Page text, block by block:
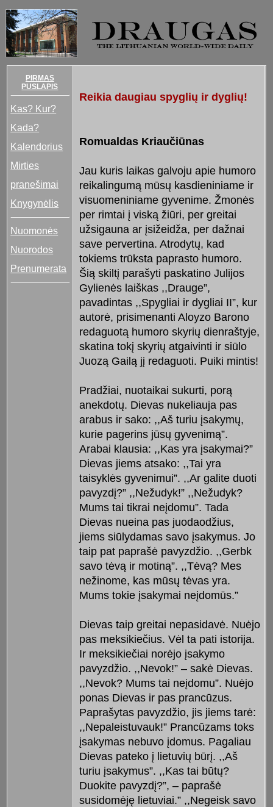
PIRMAS
PUSLAPIS
Kas? Kur?
Kada?
Kalendorius
Mirties
pranešimai
Knygynėlis
Nuomonės
Nuorodos
Prenumerata
Reikia daugiau spyglių ir dyglių!
Romualdas Kriaučiūnas
Jau kuris laikas galvoju apie humoro
reikalingumą mūsų kasdieniniame ir
visuomeniniame gyvenime. Žmonės
per rimtai į viską žiūri, per greitai
užsigauna ar įsižeidža, per dažnai
save pervertina. Atrodytų, kad
tokiems trūksta paprasto humoro.
Šią skiltį parašyti paskatino Julijos
Gylienės laiškas ,,Drauge”,
pavadintas ,,Spygliai ir dygliai II”, kur
autorė, prisimenanti Aloyzo Barono
redaguotą humoro skyrių dienraštyje,
skatina tokį skyrių atgaivinti ir siūlo
Juozą Gailą jį redaguoti. Puiki mintis!
Pradžiai, nuotaikai sukurti, porą
anekdotų. Dievas nukeliauja pas
arabus ir sako: ,,Aš turiu įsakymų,
kurie pagerins jūsų gyvenimą”.
Arabai klausia: ,,Kas yra įsakymai?”
Dievas jiems atsako: ,,Tai yra
taisyklės gyvenimui”. ,,Ar galite duoti
pavyzdį?” ,,Nežudyk!” ,,Nežudyk?
Mums tai tikrai neįdomu”. Tada
Dievas nueina pas juodaodžius,
jiems siūlydamas savo įsakymus. Jo
taip pat paprašė pavyzdžio. ,,Gerbk
savo tėvą ir motiną”. ,,Tėvą? Mes
nežinome, kas mūsų tėvas yra.
Mums tokie įsakymai neįdomūs.”
Dievas taip greitai nepasidavė. Nuėjo
pas meksikiečius. Vėl ta pati istorija.
Ir meksikiečiai norėjo įsakymo
pavyzdžio. ,,Nevok!” – sakė Dievas.
,,Nevok? Mums tai neįdomu”. Nuėjo
ponas Dievas ir pas prancūzus.
Paprašytas pavyzdžio, jis jiems tarė:
,,Nepaleistuvauk!” Prancūzams toks
įsakymas nebuvo įdomus. Pagaliau
Dievas pateko į lietuvių būrį. ,,Aš
turiu įsakymus”. ,,Kas tai būtų?
Duokite pavyzdį?”, – paprašė
susidomėję lietuviai.” ,,Negeisk savo